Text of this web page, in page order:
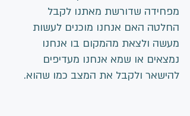
מפחידה שדורשת מאתנו לקבל
החלטה האם אנחנו מוכנים לעשות
מעשה ולצאת מהמקום בו אנחנו
נמצאים או שמא אנחנו מעדיפים
להישאר ולקבל את המצב כמו שהוא.